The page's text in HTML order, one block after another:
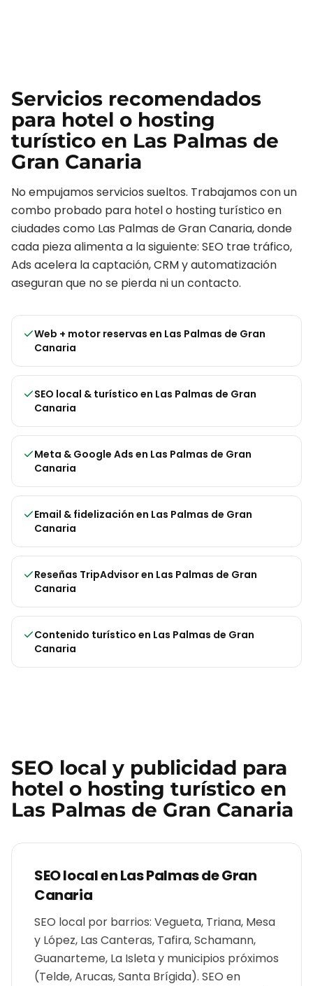
Servicios recomendados
para hotel o hosting
turístico en Las Palmas de
Gran Canaria
No empujamos servicios sueltos. Trabajamos con un
combo probado para hotel o hosting turístico en
ciudades como Las Palmas de Gran Canaria, donde
cada pieza alimenta a la siguiente: SEO trae tráfico,
Ads acelera la captación, CRM y automatización
aseguran que no se pierda ni un contacto.
Web + motor reservas en Las Palmas de Gran
Canaria
SEO local & turístico en Las Palmas de Gran
Canaria
Meta & Google Ads en Las Palmas de Gran
Canaria
Email & fidelización en Las Palmas de Gran
Canaria
Reseñas TripAdvisoren Las Palmas de Gran
Canaria
Contenido turístico en Las Palmas de Gran
Canaria
SEO local y publicidad para
hotel o hosting turístico en
Las Palmas de Gran Canaria
SEO local enLas Palmas de Gran
Canaria
SEO local por barrios: Vegueta, Triana, Mesa
y López, Las Canteras, Tafira, Schamann,
Guanarteme, La Isleta y municipios próximos
(Telde, Arucas, Santa Brígida). SEO en